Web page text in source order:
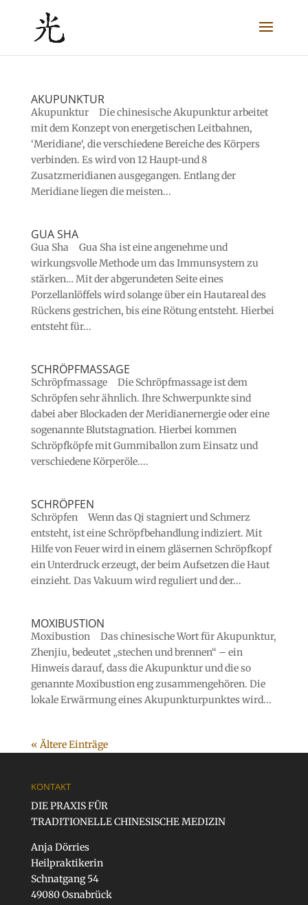
AKUPUNKTUR
Akupunktur Die chinesische Akupunktur arbeitet
mit dem Konzept von energetischen Leitbahnen,
‘Meridiane‘, die verschiedene Bereiche des Körpers
verbinden. Es wird von 12 Haupt-und 8
Zusatzmeridianen ausgegangen. Entlang der
Meridiane liegen die meisten...
GUA SHA
Gua Sha Gua Sha ist eine angenehme und
wirkungsvolle Methode um das Immunsystem zu
stärken… Mit der abgerundeten Seite eines
Porzellanlöffels wird solange über ein Hautareal des
Rückens gestrichen, bis eine Rötung entsteht. Hierbei
entsteht für...
SCHRÖPFMASSAGE
Schröpfmassage Die Schröpfmassage ist dem
Schröpfen sehr ähnlich. Ihre Schwerpunkte sind
dabei aber Blockaden der Meridianernergie oder eine
sogenannte Blutstagnation. Hierbei kommen
Schröpfköpfe mit Gummiballon zum Einsatz und
verschiedene Körperöle....
SCHRÖPFEN
Schröpfen Wenn das Qi stagniert und Schmerz
entsteht, ist eine Schröpfbehandlung indiziert. Mit
Hilfe von Feuer wird in einem gläsernen Schröpfkopf
ein Unterdruck erzeugt, der beim Aufsetzen die Haut
einzieht. Das Vakuum wird reguliert und der...
MOXIBUSTION
Moxibustion Das chinesische Wort für Akupunktur,
Zhenjiu, bedeutet „stechen und brennen“ – ein
Hinweis darauf, dass die Akupunktur und die so
genannte Moxibustion eng zusammengehören. Die
lokale Erwärmung eines Akupunkturpunktes wird...
« Ältere Einträge
KONTAKT
DIE PRAXIS FÜR
TRADITIONELLE CHINESISCHE MEDIZIN
Anja Dörries
Heilpraktikerin
Schnatgang 54
49080 Osnabrück